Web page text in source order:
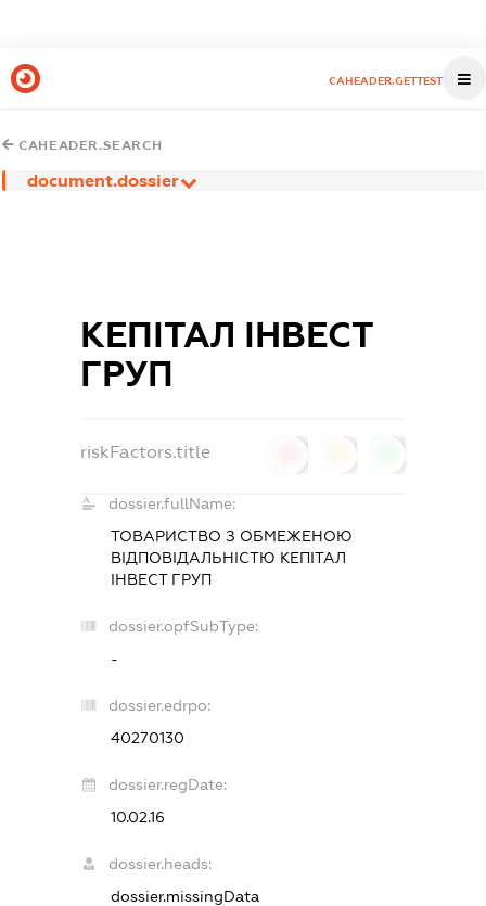
CAHEADER.GETTEST
CAHEADER.SEARCH
document.dossier
КЕПІТАЛ ІНВЕСТ
ГРУП
riskFactors.title
dossier.fullName:
ТОВАРИСТВО З ОБМЕЖЕНОЮ
ВІДПОВІДАЛЬНІСТЮ КЕПІТАЛ
ІНВЕСТ ГРУП
dossier.opfSubType:
-
dossier.edrpo:
40270130
dossier.regDate:
10.02.16
dossier.heads:
dossier.missingData